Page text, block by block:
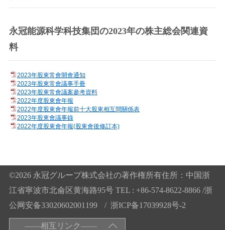
永冠能源科学科技集団の2023年の株主総会関連資
料
2023年股東常會開會通知
2023年股東常會議事手冊
2023年股東常會議案參考資料
2022年度股東會年報
2022年度股東會年報前十大股東相互間關係表
2023年股東會議事錄
2022年度股東會年報(股東會後修訂本)
©2026 永冠グループ株式会社の著作権所有住所：中国浙
江省寧波市北侖区黄海路95号 TEL : +86-574-8622-8866 /浙
公网安备33020602001199
/ 浙ICP备17039928号-2
——相互リンク—— 